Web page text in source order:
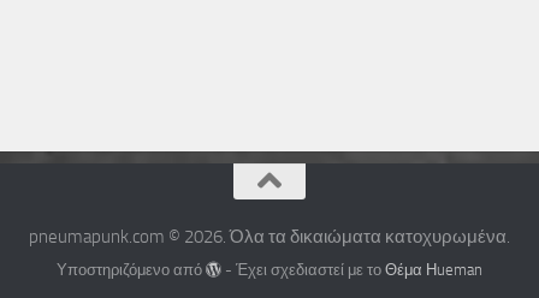
pneumapunk.com © 2026. Όλα τα δικαιώματα κατοχυρωμένα.
Υποστηριζόμενο από - Έχει σχεδιαστεί με τοΘέμα Ηueman